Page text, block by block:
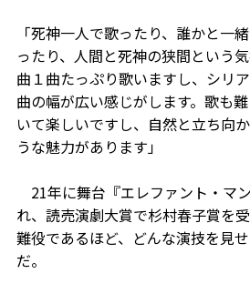
「死神一人で歌ったり、誰かと一
ったり、人間と死神の狭間という
曲１曲たっぷり歌いますし、シリ
曲の幅が広い感じがします。歌も
いて楽しいですし、自然と立ち向
うな魅力があります」
21年に舞台『エレファント・マ
れ、読売演劇大賞で杉村春子賞を
難役であるほど、どんな演技を見
だ。